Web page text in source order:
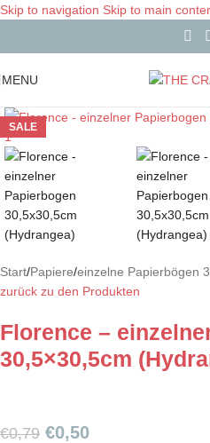
Skip to navigation Skip to main
MENU
SALE
Start/Papiere/einzelne Papierbögen
zurück zu den Produkten
Florence –
30,5×30,5cm
€0,79 €0,50